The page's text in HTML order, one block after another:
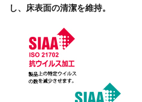
し、床表面の清潔を維持。